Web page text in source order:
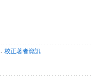
． 校正著者資訊